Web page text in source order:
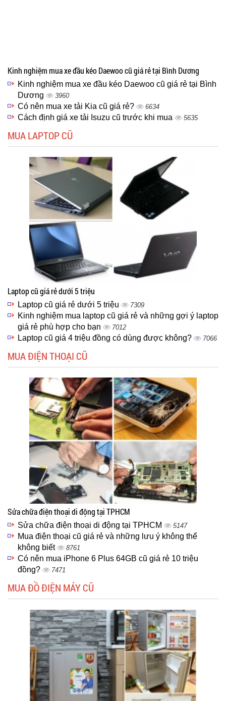
Kinh nghiệm mua xe đầu kéo Daewoo cũ giá rẻ tại Bình Dương
Kinh nghiệm mua xe đầu kéo Daewoo cũ giá rẻ tại Bình
Dương
3960
Có nên mua xe tải Kia cũ giá rẻ? 6634
Cách định giá xe tải Isuzu cũ trước khi mua 5635
MUA LAPTOP CŨ
Laptop cũ giá rẻ dưới 5 triệu
Laptop cũ giá rẻ dưới 5 triệu 7309
Kinh nghiệm mua laptop cũ giá rẻ và những gợi ý laptop
giá rẻ phù hợp cho bạn
7012
Laptop cũ giá 4 triệu đồng có dùng được không? 7066
MUA ĐIỆN THOẠI CŨ
Sửa chữa điện thoại di động tại TPHCM
Sửa chữa điện thoại di động tại TPHCM 5147
Mua điện thoại cũ giá rẻ và những lưu ý không thể
không biết
8761
Có nên mua iPhone 6 Plus 64GB cũ giá rẻ 10 triệu
đồng?
7471
MUA ĐỒ ĐIỆN MÁY CŨ